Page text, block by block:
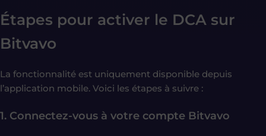
Étapes pour activer le DCA sur
Bitvavo
La fonctionnalité est uniquement disponible depuis
l’application mobile. Voici les étapes à suivre :
1. Connectez-vous à votre compte Bitvavo